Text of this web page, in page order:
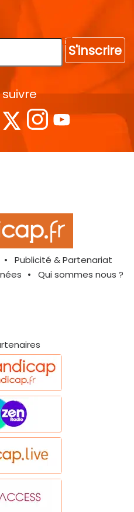
S'inscrire
Publicité & Partenariat
Qui sommes nous ?